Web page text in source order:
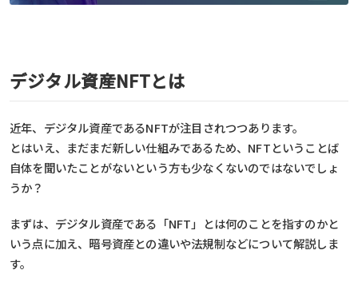
デジタル資産NFTとは
近年、デジタル資産であるNFTが注目されつつあります。
とはいえ、まだまだ新しい仕組みであるため、NFTということば
自体を聞いたことがないという方も少なくないのではないでしょ
うか？
まずは、デジタル資産である「NFT」とは何のことを指すのかと
いう点に加え、暗号資産との違いや法規制などについて解説しま
す。